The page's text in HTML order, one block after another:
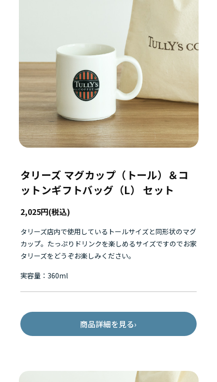
タリーズ マグカップ（トール）＆コ
ットンギフトバッグ（L） セット
2,025円(税込)
タリーズ店内で使用しているトールサイズと同形状のマグ
カップ。たっぷりドリンクを楽しめるサイズですのでお家
タリーズをどうぞお楽しみください。
実容量：360ml
商品詳細を見る›